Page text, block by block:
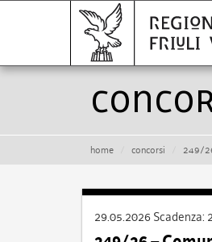
home concorsi 249/26 –
29.05.2026 Scadenza: